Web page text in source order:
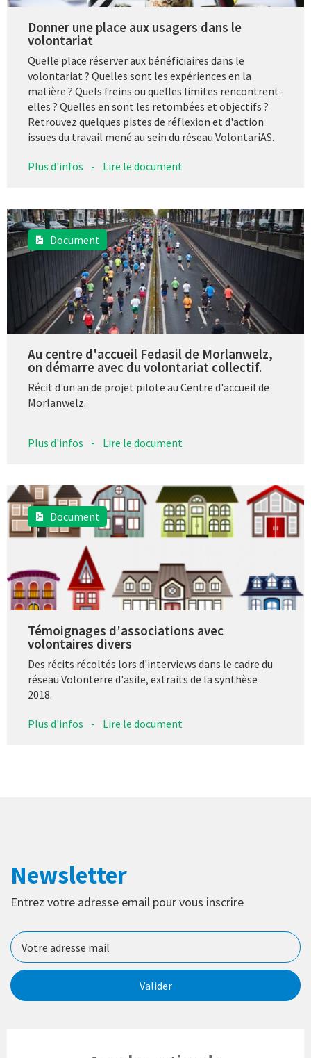
Donner une place aux usagers dans le
volontariat
Quelle place réserver aux bénéficiaires dans le
volontariat ? Quelles sont les expériences en la
matière ? Quels freins ou quelles limites rencontrent-
elles ? Quelles en sont les retombées et objectifs ?
Retrouvez quelques pistes de réflexion et d'action
issues du travail mené au sein du réseau VolontariAS.
Plus d'infos - Lire le document
Document
Au centre d'accueil Fedasil de Morlanwelz,
on démarre avec du volontariat collectif.
Récit d'un an de projet pilote au Centre d'accueil de
Morlanwelz.
Plus d'infos - Lire le document
Document
Témoignages d'associations avec
volontaires divers
Des récits récoltés lors d'interviews dans le cadre du
réseau Volonterre d'asile, extraits de la synthèse
2018.
Plus d'infos - Lire le document
Newsletter
Entrez votre adresse email pour vous inscrire
Valider